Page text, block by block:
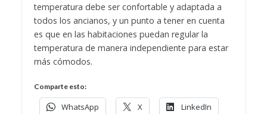
temperatura debe ser confortable y adaptada a
todos los ancianos, y un punto a tener en cuenta
es que en las habitaciones puedan regular la
temperatura de manera independiente para estar
más cómodos.
Comparte esto:
WhatsApp X LinkedIn